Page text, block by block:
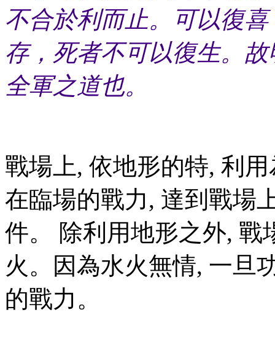
不合於利而止。可以復
存，死者不可以復生。
全軍之道也。
戰場上, 依地形的特, 利
在臨場的戰力, 達到戰場
件。 除利用地形之外, 戰
火。因為水火無情, 一旦
的戰力。